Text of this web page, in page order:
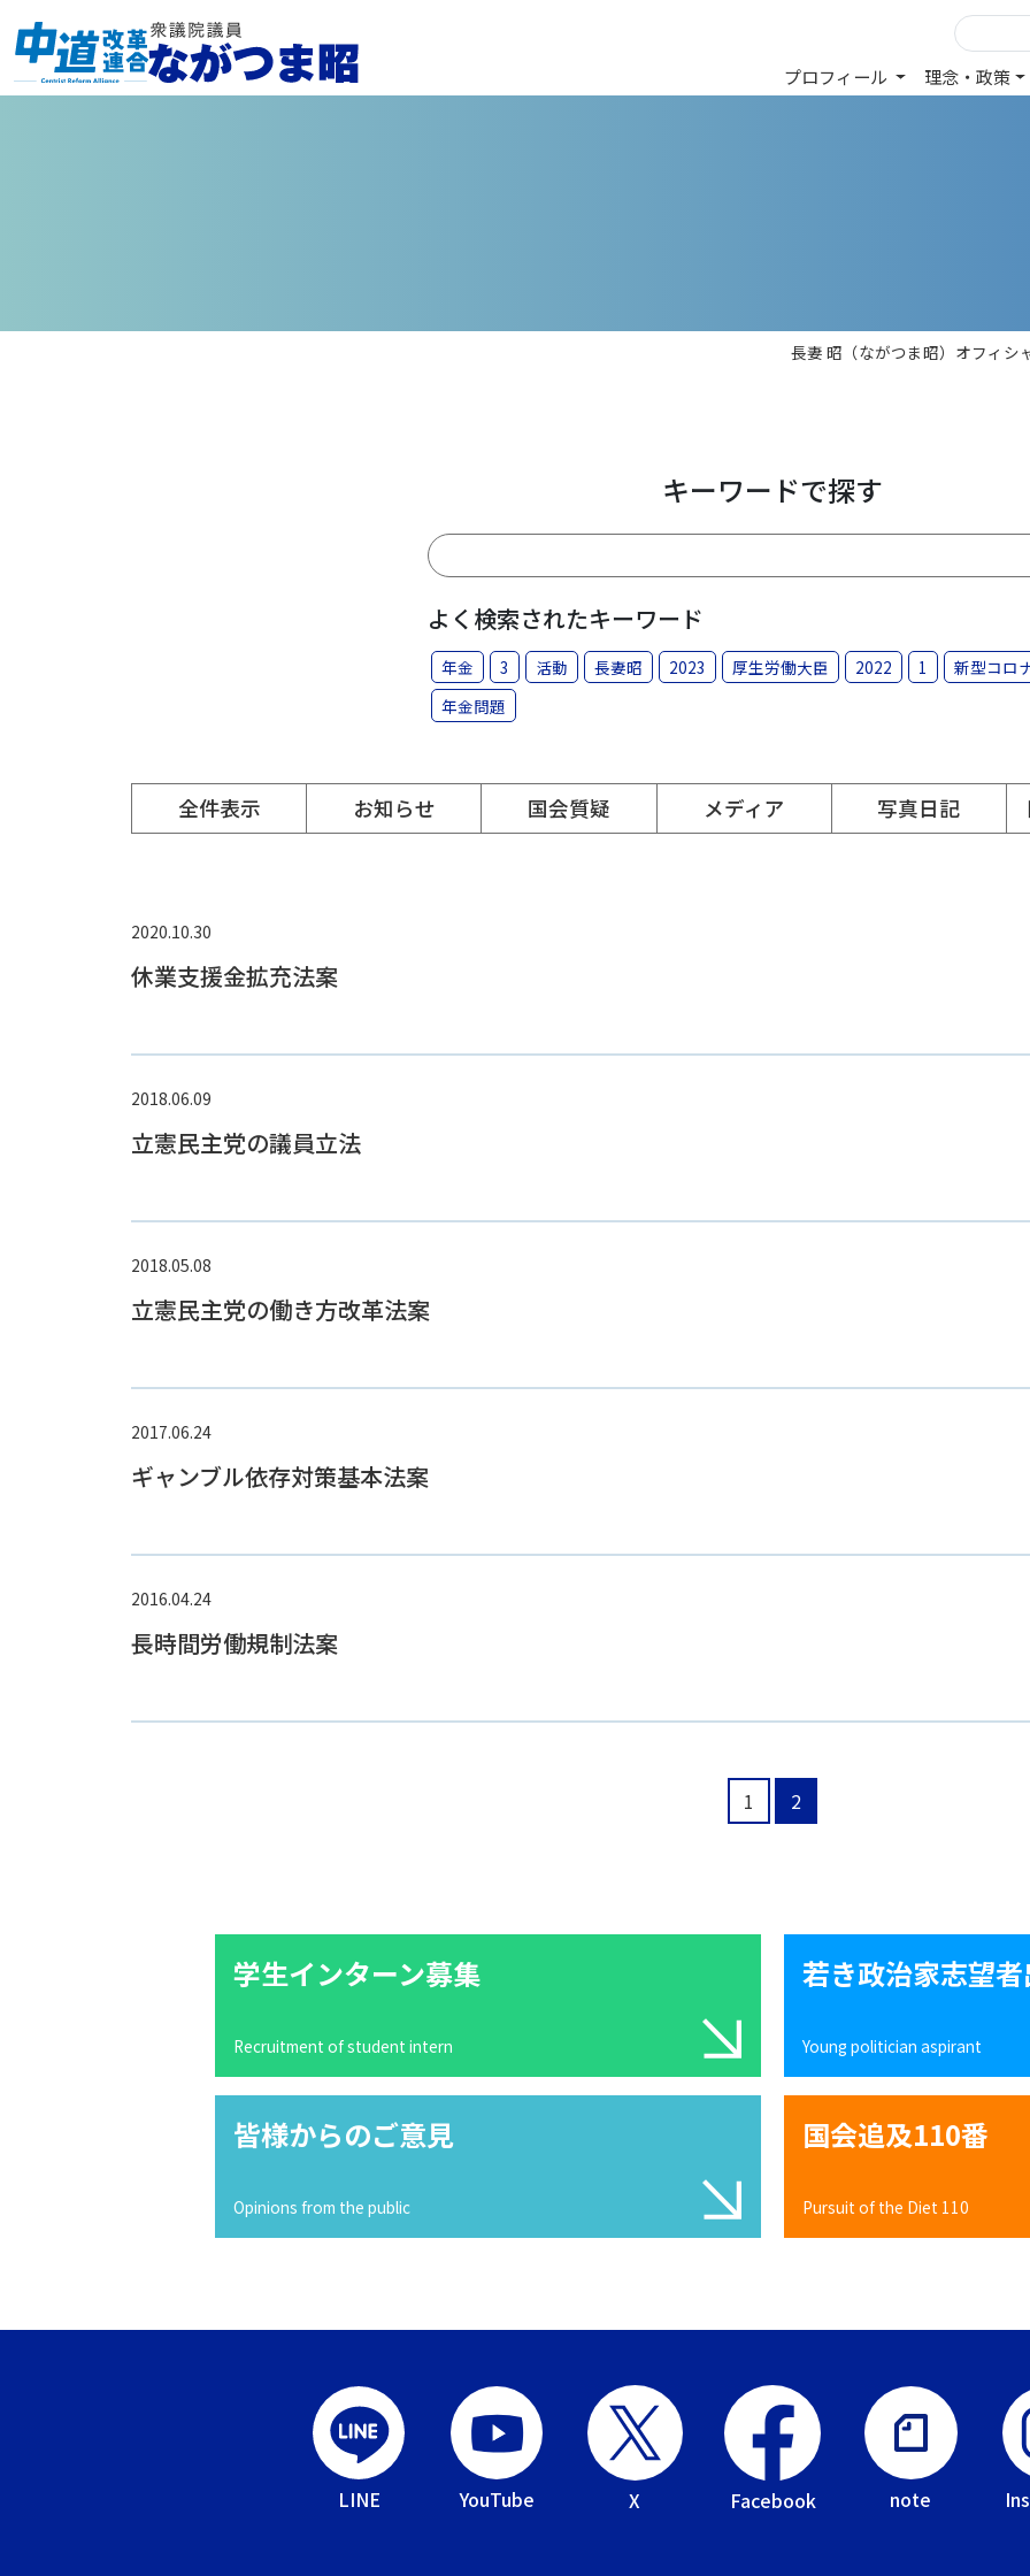
プロフィール 理念・政策
長妻 昭（ながつま昭）オフィシ
キーワードで探す
よく検索されたキーワード
年金 3 活動 長妻昭 2023 厚生労働大臣 2022 1
新型コロ
年金問題
全件表示 お知らせ 国会質疑 メディア 写真日記
2020.10.30
休業支援金拡充法案
2018.06.09
立憲民主党の議員立法
2018.05.08
立憲民主党の働き方改革法案
2017.06.24
ギャンブル依存対策基本法案
2016.04.24
長時間労働規制法案
1 2
学生インターン募集
Recruitment of student intern
若き政治家志望
Young politician aspirant
皆様からのご意見
Opinions from the public
国会追及110番
Pursuit of the Diet 110
LINE YouTube X Facebook note